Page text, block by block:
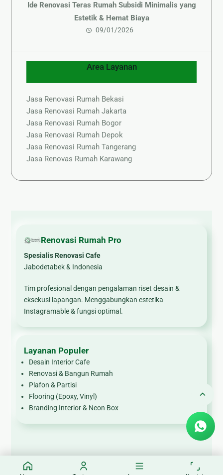
Ide Renovasi Teras Rumah Subsidi Minimalis yang
Estetik & Hemat Biaya
09/01/2026
Area Layanan
Jasa Renovasi Rumah Bekasi
Jasa Renovasi Rumah Jakarta
Jasa Renovasi Rumah Bogor
Jasa Renovasi Rumah Depok
Jasa Renovasi Rumah Tangerang
Jasa Renovas Rumah Karawang
Renovasi Rumah Pro
Spesialis Renovasi Cafe
Jabodetabek & Indonesia
Tim profesional dengan pengalaman riset desain &
eksekusi lapangan. Menggabungkan estetika
Instagramable & fungsi optimal.
Layanan Populer
Desain Interior Cafe
Renovasi & Bangun Rumah
Plafon & Partisi
Flooring (Epoxy, Vinyl)
Branding Interior & Neon Box